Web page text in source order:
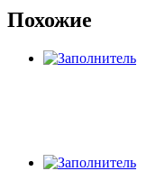
Похожие